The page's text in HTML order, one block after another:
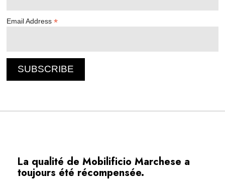
Email Address*
La qualité de Mobilificio Marchese a
toujours été récompensée.